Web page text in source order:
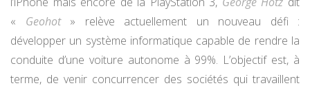
« Geohot» relève actuellement un nouveau défi :
développer un système informatique capable de rendre la
conduite d’une voiture autonome à 99%. L’objectif est, à
terme, de venir concurrencer des sociétés qui travaillent